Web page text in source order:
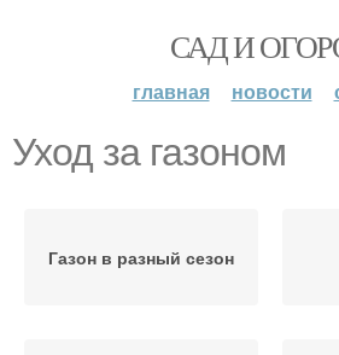
САД И
главная новости
Уход за газоном
Газон в разный сезон